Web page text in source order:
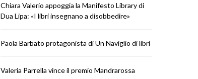
NEWS
Un Naviglio di libri
Chiara Valerio appoggia la Manifesto Library di
Dua Lipa: «I libri insegnano a disobbedire»
Paola Barbato protagonista di Un Naviglio di libri
Valeria Parrella vince il premio Mandrarossa